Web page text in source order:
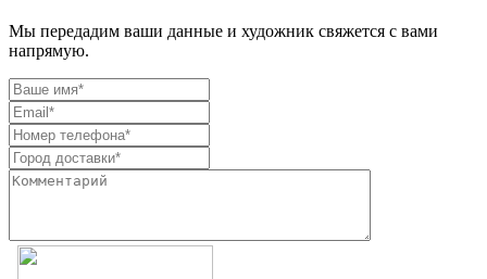
Мы передадим ваши данные и художник свяжется с вами
напрямую.